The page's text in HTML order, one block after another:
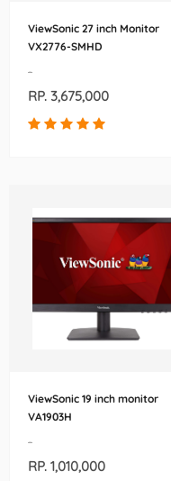
ViewSonic 27 inch Monitor
VX2776-SMHD
-
RP. 3,675,000
ViewSonic 19 inch monitor
VA1903H
-
RP. 1,010,000